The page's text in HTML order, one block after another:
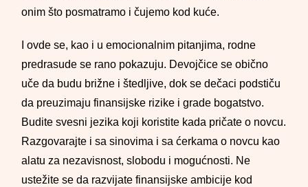
onim što posmatramo i čujemo kod kuće.
I ovde se, kao i u emocionalnim pitanjima, rodne
predrasude se rano pokazuju. Devojčice se obično
uče da budu brižne i štedljive, dok se dečaci podstiču
da preuzimaju finansijske rizike i grade bogatstvo.
Budite svesni jezika koji koristite kada pričate o novcu.
Razgovarajte i sa sinovima i sa ćerkama o novcu kao
alatu za nezavisnost, slobodu i mogućnosti. Ne
ustežite se da razvijate finansijske ambicije kod